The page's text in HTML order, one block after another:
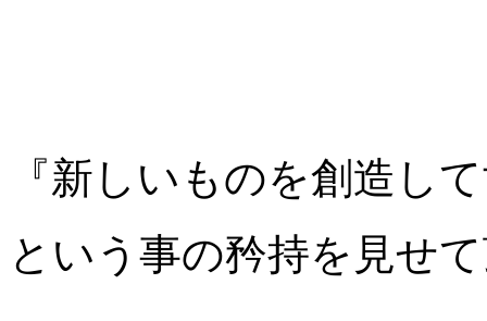
『新しいものを創造し
という事の矜持を見せ